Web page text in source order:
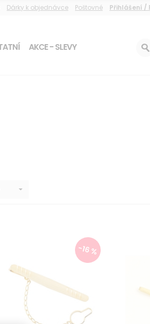
Dárky k objednávce Poštovné Přihlášení /
AKCE - SLEVY
-16 %